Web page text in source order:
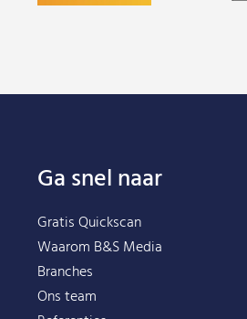
Ga snel naar
Gratis Quickscan
Waarom B&S Media
Branches
Ons team